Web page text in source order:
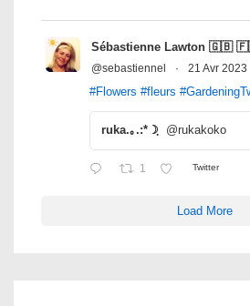
Sébastienne Lawton 🇬🇧
@sebastiennel · 21 Avr 2023
#Flowers #fleurs
ruka.｡.:*☽ฺ @rukakoko
1 Twitter
Load More